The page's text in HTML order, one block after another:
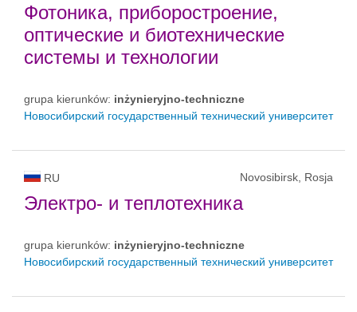
Фотоника, приборостроение,
оптические и биотехнические
системы и технологии
grupa kierunków: inżynieryjno-techniczne
Новосибирский государственный технический университет
RU Novosibirsk, Rosja
Электро- и теплотехника
grupa kierunków: inżynieryjno-techniczne
Новосибирский государственный технический университет